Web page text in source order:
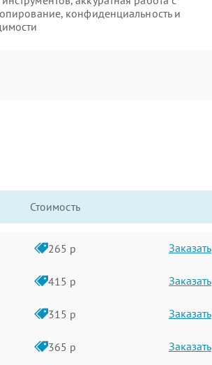
конфиденциальность и
Стоимость
265 р Заказать
415 р Заказать
315 р Заказать
365 р Заказать